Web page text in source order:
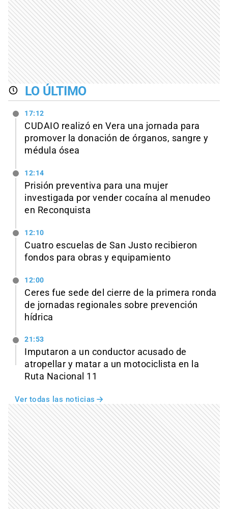
LO ÚLTIMO
17:12
CUDAIO realizó en Vera una jornada para
promover la donación de órganos, sangre y
médula ósea
12:14
Prisión preventiva para una mujer
investigada por vender cocaína al menudeo
en Reconquista
12:10
Cuatro escuelas de San Justo recibieron
fondos para obras y equipamiento
12:00
Ceres fue sede del cierre de la primera ronda
de jornadas regionales sobre prevención
hídrica
21:53
Imputaron a un conductor acusado de
atropellar y matar a un motociclista en la
Ruta Nacional 11
Ver todas las noticias